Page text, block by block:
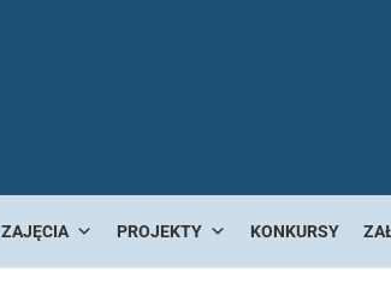
ZAJĘCIA PROJEKTY KONKURSY